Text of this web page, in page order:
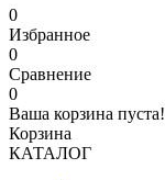
0
Избранное
0
Сравнение
0
Ваша корзина пуста!
Корзина
КАТАЛОГ